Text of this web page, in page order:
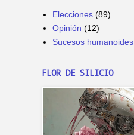
Elecciones (89)
Opinión (12)
Sucesos humanoides
FLOR DE SILICIO